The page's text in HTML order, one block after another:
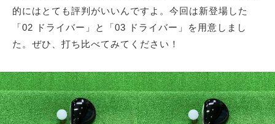
的にはとても評判がいいんですよ。今回は新登場した
「02 ドライバー」と「03 ドライバー」を用意しまし
た。ぜひ、打ち比べてみてください！